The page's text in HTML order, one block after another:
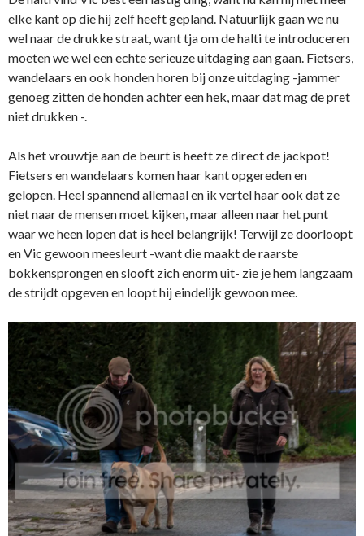
elke kant op die hij zelf heeft gepland. Natuurlijk gaan we nu
wel naar de drukke straat, want tja om de halti te introduceren
moeten we wel een echte serieuze uitdaging aan gaan. Fietsers,
wandelaars en ook honden horen bij onze uitdaging -jammer
genoeg zitten de honden achter een hek, maar dat mag de pret
niet drukken -.
Als het vrouwtje aan de beurt is heeft ze direct de jackpot!
Fietsers en wandelaars komen haar kant opgereden en
gelopen. Heel spannend allemaal en ik vertel haar ook dat ze
niet naar de mensen moet kijken, maar alleen naar het punt
waar we heen lopen dat is heel belangrijk! Terwijl ze doorloopt
en Vic gewoon meesleurt -want die maakt de raarste
bokkensprongen en slooft zich enorm uit- zie je hem langzaam
de strijdt opgeven en loopt hij eindelijk gewoon mee.